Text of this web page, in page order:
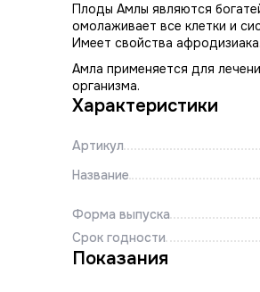
Плоды Амлы являются
омолаживает все клетки и
Имеет свойства афродизиака.
Амла применяется для
организма.
Характеристики
Артикул
Название
Форма выпуска
Срок годности
Показания